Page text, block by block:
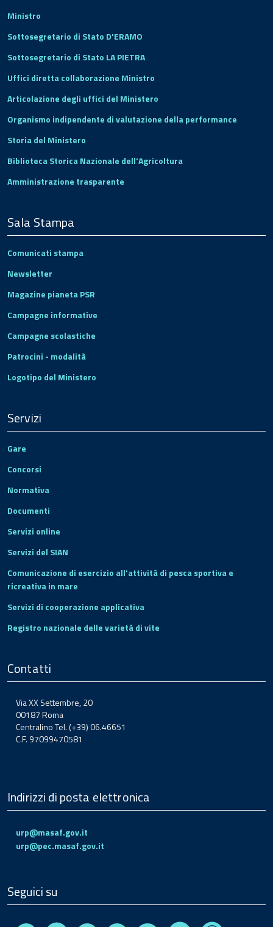
Ministro
Sottosegretario di Stato D'ERAMO
Sottosegretario di Stato LA PIETRA
Uffici diretta collaborazione Ministro
Articolazione degli uffici del Ministero
Organismo indipendente di valutazione della performance
Storia del Ministero
Biblioteca Storica Nazionale dell'Agricoltura
Amministrazione trasparente
Sala Stampa
Comunicati stampa
Newsletter
Magazine pianeta PSR
Campagne informative
Campagne scolastiche
Patrocini - modalità
Logotipo del Ministero
Servizi
Gare
Concorsi
Normativa
Documenti
Servizi online
Servizi del SIAN
Comunicazione di esercizio all'attività di pesca sportiva e
ricreativa in mare
Servizi di cooperazione applicativa
Registro nazionale delle varietà di vite
Contatti
Via XX Settembre, 20
00187 Roma
Centralino Tel. (+39) 06.46651
C.F. 97099470581
Indirizzi di posta elettronica
urp@masaf.gov.it
urp@pec.masaf.gov.it
Seguici su